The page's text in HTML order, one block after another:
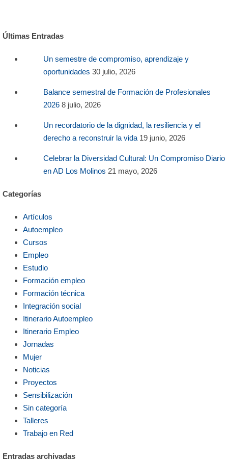
Últimas Entradas
Un semestre de compromiso, aprendizaje y
oportunidades 30 julio, 2026
Balance semestral de Formación de Profesionales
2026 8 julio, 2026
Un recordatorio de la dignidad, la resiliencia y el
derecho a reconstruir la vida 19 junio, 2026
Celebrar la Diversidad Cultural: Un Compromiso Diario
en AD Los Molinos 21 mayo, 2026
Categorías
Artículos
Autoempleo
Cursos
Empleo
Estudio
Formación empleo
Formación técnica
Integración social
Itinerario Autoempleo
Itinerario Empleo
Jornadas
Mujer
Noticias
Proyectos
Sensibilización
Sin categoría
Talleres
Trabajo en Red
Entradas archivadas